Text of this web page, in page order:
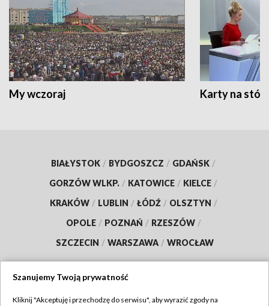
My wczoraj Karty na
BIAŁYSTOK / BYDGOSZCZ / GDAŃSK /
GORZÓW WLKP. / KATOWICE / KIELCE /
KRAKÓW / LUBLIN / ŁÓDŹ / OLSZTYN /
OPOLE / POZNAŃ / RZESZÓW /
SZCZECIN / WARSZAWA / WROCŁAW
Dołącz do nas:
Szanujemy Twoją prywatność
Kliknij "Akceptuję i przechodzę do serwisu", aby wyrazić zgody na